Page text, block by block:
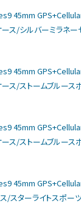
45mm
ス/シルバーミラネー
45mm
ス/ストームブルース
45mm
ス/ストームブルース
45mm
/スターライトスポー